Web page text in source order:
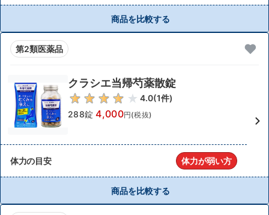
商品を比較する
第2類医薬品
クラシエ当帰芍薬散錠
4.0(1件)
288錠 4,000円(税抜)
体力の目安 体力が弱い方
商品を比較する